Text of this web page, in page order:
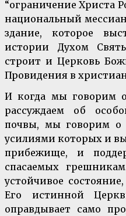
“ограничение Христа
национальный
здание, которое
истории Духом
строит и Церковь
Провидения в
И когда мы говорим
рассуждаем об
почвы, мы говорим о
усилиями которых и
прибежище, и
спасаемых
устойчивое
Его истинной
оправдывает само